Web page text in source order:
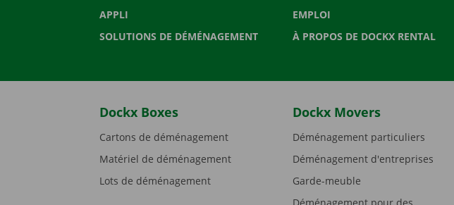
APPLI
SOLUTIONS DE DÉMÉNAGEMENT
EMPLOI
À PROPOS DE DOCKX RENTAL
Dockx Boxes
Cartons de déménagement
Matériel de déménagement
Lots de déménagement
Dockx Movers
Déménagement particuliers
Déménagement d'entreprises
Garde-meuble